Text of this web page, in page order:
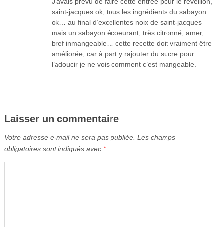
saint-jacques ok, tous les ingrédients du sabayon
ok… au final d’excellentes noix de saint-jacques
mais un sabayon écoeurant, très citronné, amer,
bref inmangeable… cette recette doit vraiment être
améliorée, car à part y rajouter du sucre pour
l’adoucir je ne vois comment c’est mangeable.
Laisser un commentaire
Votre adresse e-mail ne sera pas publiée. Les champs
obligatoires sont indiqués avec *